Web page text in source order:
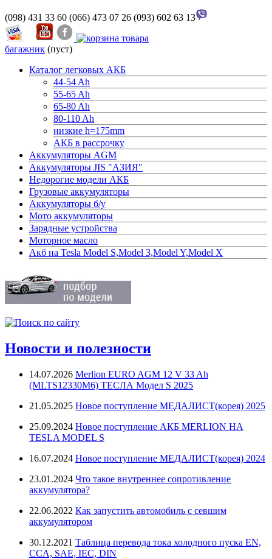
(098) 431 33 60 (066) 473 07 26 (093) 602 63 13
багажник (пуст)
Каталог легковых АКБ
44-54 Ah
55-65 Ah
65-80 Ah
80-110 Ah
низкие h=175mm
АКБ в рассрочку
Аккумуляторы AGM
Аккумуляторы JIS "АЗИЯ"
Недорогие модели АКБ
Грузовые аккумуляторы
Аккумуляторы б/у
Мото аккумуляторы
Зарядные устройства
Моторное масло
Акб на Tesla Model S,Model 3,Model Y,Model X
Новости и полезности
14.07.2026 Merlion EURO AGM 12 V 33 Ah
(MLTS12330M6) ТЕСЛА Модел S 2025
21.05.2025 Новое поступление МЕДАЛИСТ(корея) 2025
25.09.2024 Новое поступление АКБ MERLION НА
TESLA MODEL S
16.07.2024 Новое поступление МЕДАЛИСТ(корея) 2024
23.01.2024 Что такое внутреннее сопротивление
аккумулятора?
22.06.2022 Как запустить автомобиль с севшим
аккумулятором
30.12.2021 Таблица перевода тока холодного пуска EN,
CCA, SAE, IEC, DIN